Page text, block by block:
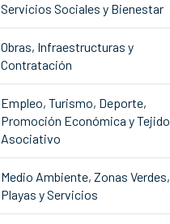
Servicios Sociales y Bienestar
Obras, Infraestructuras y
Contratación
Empleo, Turismo, Deporte,
Promoción Económica y Tejido
Asociativo
Medio Ambiente, Zonas Verdes,
Playas y Servicios